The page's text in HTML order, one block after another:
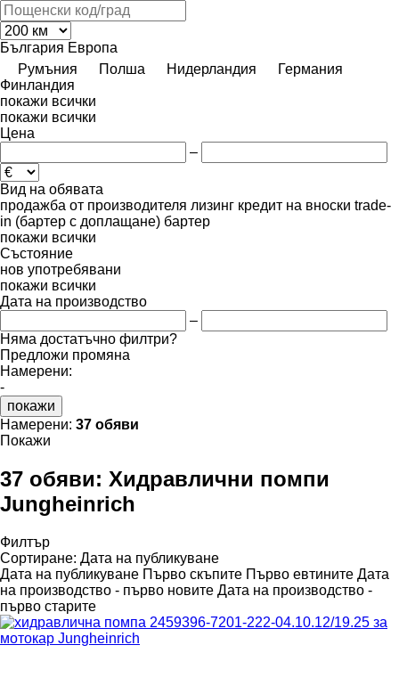
България Европа
Румъния
Полша Нидерландия
Германия
Финландия
покажи всички
покажи всички
Цена
–
Вид на обявата
продажба от производителя лизинг кредит на вноски trade-
in (бартер с доплащане) бартер
покажи всички
Състояние
нов употребявани
покажи всички
Дата на производство
–
Няма достатъчно филтри?
Предложи промяна
Намерени:
-
покажи
Намерени: 37 обяви
Покажи
37 обяви: Хидравлични помпи
Jungheinrich
Филтър
Сортиране: Дата на публикуване
Дата на публикуване Първо скъпите Първо евтините Дата
на производство - първо новите Дата на производство -
първо старите